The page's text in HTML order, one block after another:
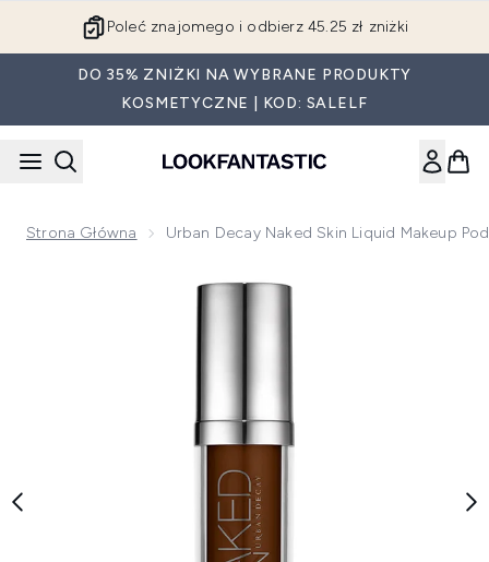
Poleć znajomego i odbierz 45.25 zł zniżki
DO 35% ZNIŻKI NA WYBRANE PRODUKTY
KOSMETYCZNE | KOD: SALELF
Strona Główna Urban Decay Naked Skin Liquid Makeup